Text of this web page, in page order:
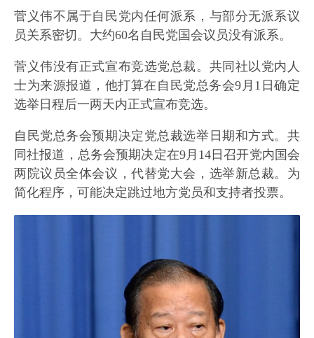
菅义伟不属于自民党内任何派系，与部分无派系议
员关系密切。大约60名自民党国会议员没有派系。
菅义伟没有正式宣布竞选党总裁。共同社以党内人
士为来源报道，他打算在自民党总务会9月1日确定
选举日程后一两天内正式宣布竞选。
自民党总务会预期决定党总裁选举日期和方式。共
同社报道，总务会预期决定在9月14日召开党内国会
两院议员全体会议，代替党大会，选举新总裁。为
简化程序，可能决定跳过地方党员和支持者投票。